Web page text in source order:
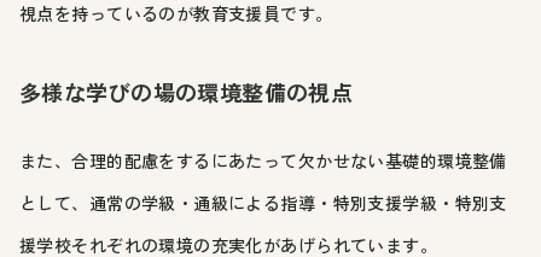
視点を持っているのが教育支援員です。
多様な学びの場の環境整備の視点
また、合理的配慮をするにあたって欠かせない基礎的環境整備
として、通常の学級・通級による指導・特別支援学級・特別支
援学校それぞれの環境の充実化があげられています。